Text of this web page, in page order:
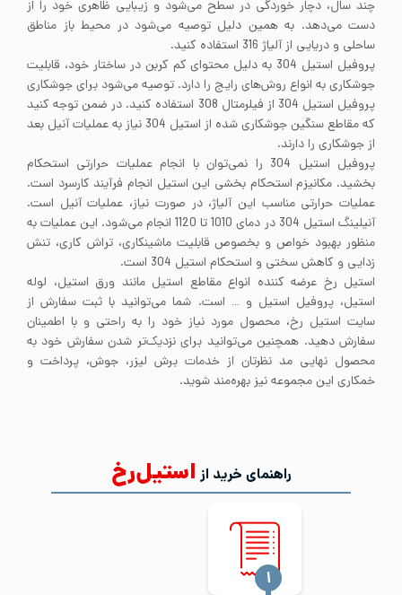
چند سال، دچار خوردگی در سطح می‌شود و زیبایی ظاهری خود را از
دست می‌دهد. به همین دلیل توصیه می‌شود در محیط باز مناطق
ساحلی و دریایی از آلیاژ 316 استفاده کنید.
پروفیل استیل 304 به دلیل محتوای کم کربن در ساختار خود، قابلیت
جوشکاری به انواع روش‌های رایج را دارد. توصیه می‌شود برای جوشکاری
پروفیل استیل 304 از فیلرمتال 308 استفاده کنید. در ضمن توجه کنید
که مقاطع سنگین جوشکاری شده از استیل 304 نیاز به عملیات آنیل بعد
از جوشکاری را دارند.
پروفیل استیل 304 را نمی‌توان با انجام عملیات حرارتی استحکام
بخشید. مکانیزم استحکام بخشی این استیل انجام فرآیند کارسرد است.
عملیات حرارتی مناسب این آلیاژ، در صورت نیاز، عملیات آنیل است.
آنیلینگ استیل 304 در دمای 1010 تا 1120 انجام می‌شود. این عملیات به
منظور بهبود خواص و بخصوص قابلیت ماشینکاری، تراش کاری، تنش
زدایی و کاهش سختی و استحکام استیل 304 است.
استیل رخ عرضه کننده انواع مقاطع استیل مانند ورق استیل، لوله
استیل، پروفیل استیل و … است. شما می‌توانید با ثبت سفارش از
سایت استیل رخ، محصول مورد نیاز خود را به راحتی و با اطمینان
سفارش دهید. همچنین می‌توانید برای نزدیک‌تر شدن سفارش خود به
محصول نهایی مد نظرتان از خدمات برش لیزر، جوش، پرداخت و
خمکاری این مجموعه نیز بهره‌مند شوید.
راهنمای خرید از استیل‌رخ
‍۱